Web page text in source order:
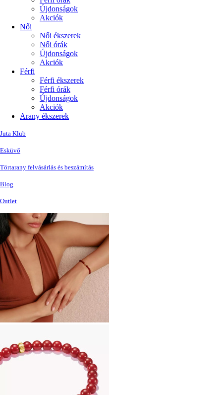
Újdonságok
Akciók
Női
Női ékszerek
Női órák
Újdonságok
Akciók
Férfi
Férfi ékszerek
Férfi órák
Újdonságok
Akciók
Arany ékszerek
Juta Klub
Esküvő
Törtarany felvásárlás és beszámítás
Blog
Outlet